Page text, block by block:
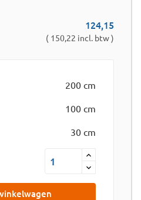
124,15
( 150,22 incl. btw )
200 cm
100 cm
30 cm